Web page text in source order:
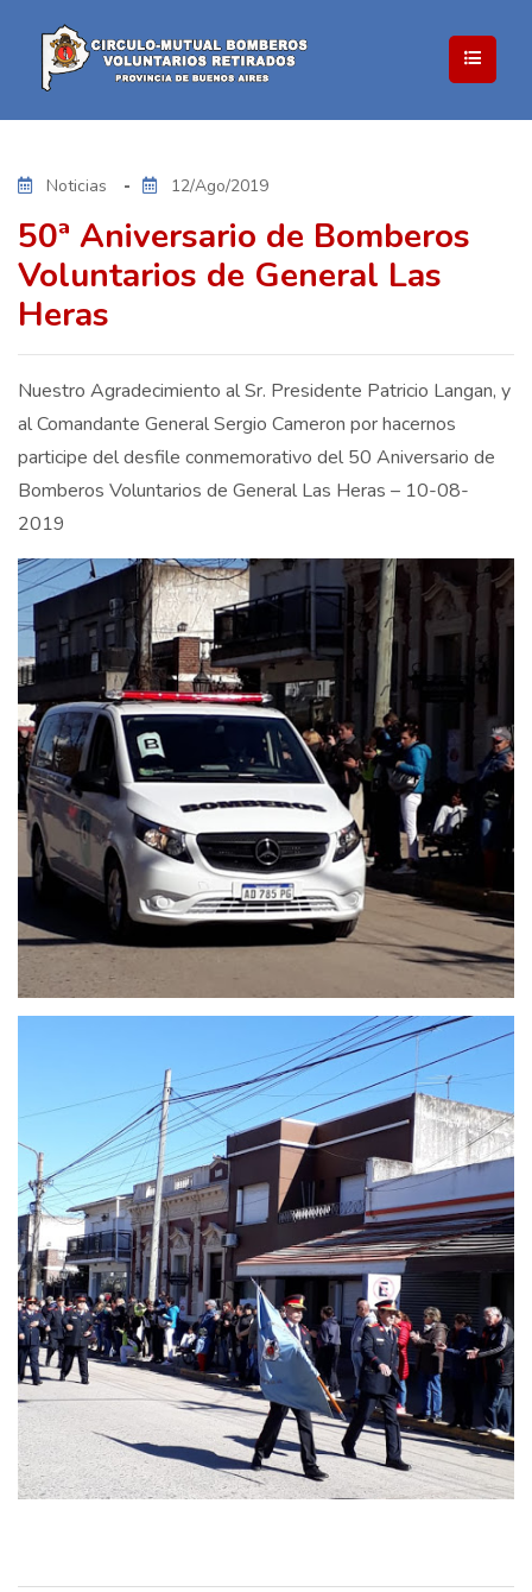
Noticias 12/Ago/2019
50ª Aniversario de Bomberos
Voluntarios de General Las
Heras
Nuestro Agradecimiento al Sr. Presidente Patricio Langan, y
al Comandante General Sergio Cameron por hacernos
participe del desfile conmemorativo del 50 Aniversario de
Bomberos Voluntarios de General Las Heras – 10-08-
2019